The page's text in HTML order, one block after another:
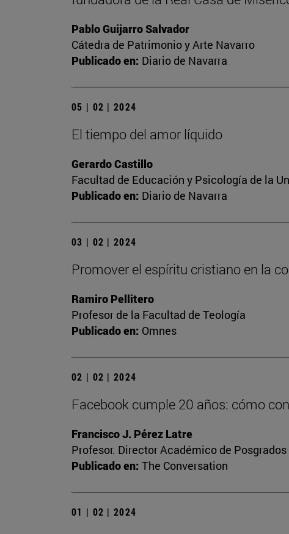
Pablo Guijarro Salvador
Cátedra de Patrimonio y Arte Navarro
Publicado en: Diario de Navarra
05 | 02 | 2024
El tiempo del amor líquido
Gerardo Castillo
Facultad de Educación y Psicología de la
Publicado en: Diario de Navarra
03 | 02 | 2024
Promover el espíritu cristiano en la
Ramiro Pellitero
Profesor de la Facultad de Teología
Publicado en: Omnes
02 | 02 | 2024
Facebook cumple 20 años: cómo
Francisco J. Pérez Latre
Profesor. Director Académico de
Publicado en: The Conversation
01 | 02 | 2024